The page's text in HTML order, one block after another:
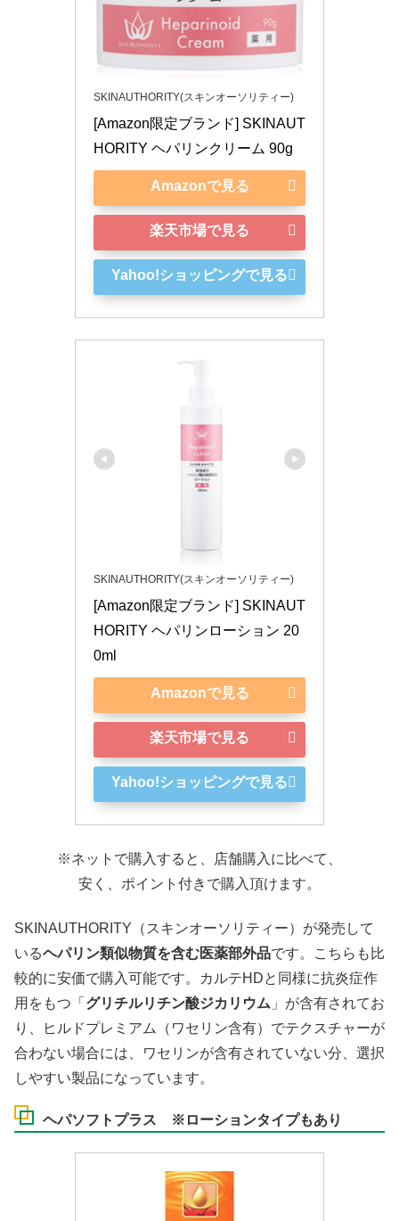
SKINAUTHORITY(スキンオーソリティー)
[Amazon限定ブランド] SKINAUT
HORITY ヘパリンクリーム 90g
Amazonで見る
楽天市場で見る
Yahoo!ショッピングで見る
SKINAUTHORITY(スキンオーソリティー)
[Amazon限定ブランド] SKINAUT
HORITY ヘパリンローション 20
0ml
Amazonで見る
楽天市場で見る
Yahoo!ショッピングで見る
※ネットで購入すると、店舗購入に比べて、
安く、ポイント付きで購入頂けます。
SKINAUTHORITY（スキンオーソリティー）が発売して
いるヘパリン類似物質を含む医薬部外品です。こちらも比
較的に安価で購入可能です。カルテHDと同様に抗炎症作
用をもつ「 グリチルリチン酸ジカリウム 」が含有されてお
り、ヒルドプレミアム（ワセリン含有）でテクスチャーが
合わない場合には、ワセリンが含有されていない分、選択
しやすい製品になっています。
ヘパソフトプラス ※ローションタイプもあり